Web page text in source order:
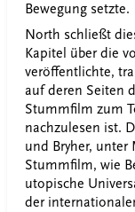
Bewegung setzte.
North schließt
Kapitel über die
veröffentlichte,
auf deren Seiten
Stummfilm zum
nachzulesen ist.
und Bryher, unter
Stummfilm, wie
utopische
der